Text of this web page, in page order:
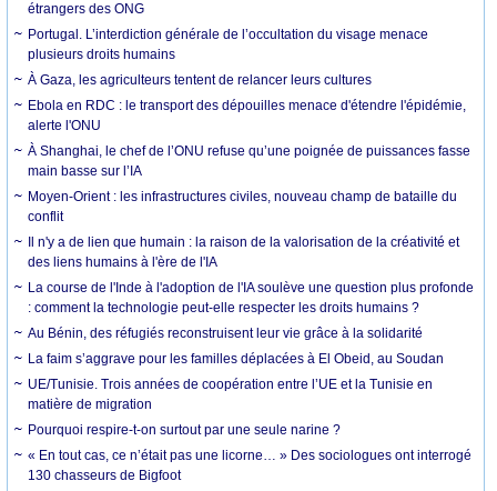
étrangers des ONG
Portugal. L’interdiction générale de l’occultation du visage menace
plusieurs droits humains
À Gaza, les agriculteurs tentent de relancer leurs cultures
Ebola en RDC : le transport des dépouilles menace d'étendre l'épidémie,
alerte l'ONU
À Shanghai, le chef de l’ONU refuse qu’une poignée de puissances fasse
main basse sur l’IA
Moyen-Orient : les infrastructures civiles, nouveau champ de bataille du
conflit
Il n'y a de lien que humain : la raison de la valorisation de la créativité et
des liens humains à l'ère de l'IA
La course de l'Inde à l'adoption de l'IA soulève une question plus profonde
: comment la technologie peut-elle respecter les droits humains ?
Au Bénin, des réfugiés reconstruisent leur vie grâce à la solidarité
La faim s’aggrave pour les familles déplacées à El Obeid, au Soudan
UE/Tunisie. Trois années de coopération entre l’UE et la Tunisie en
matière de migration
Pourquoi respire-t-on surtout par une seule narine ?
« En tout cas, ce n’était pas une licorne… » Des sociologues ont interrogé
130 chasseurs de Bigfoot